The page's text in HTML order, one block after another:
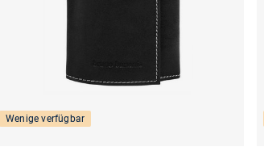
Wenige verfügbar